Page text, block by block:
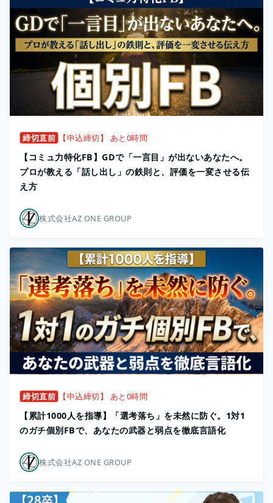
締切直前 【申込締切】 あと0時間
【コミュ力特化FB】GDで「一言目」が出ないあなたへ。
プロが教える「話し出し」の鉄則と、評価を一変させる伝
え方
株式会社AZ ONE GROUP
締切直前 【申込締切】 あと0時間
【累計1000人を指導】「選考落ち」を未然に防ぐ。1対1
のガチ個別FBで、あなたの武器と弱点を徹底言語化
株式会社AZ ONE GROUP